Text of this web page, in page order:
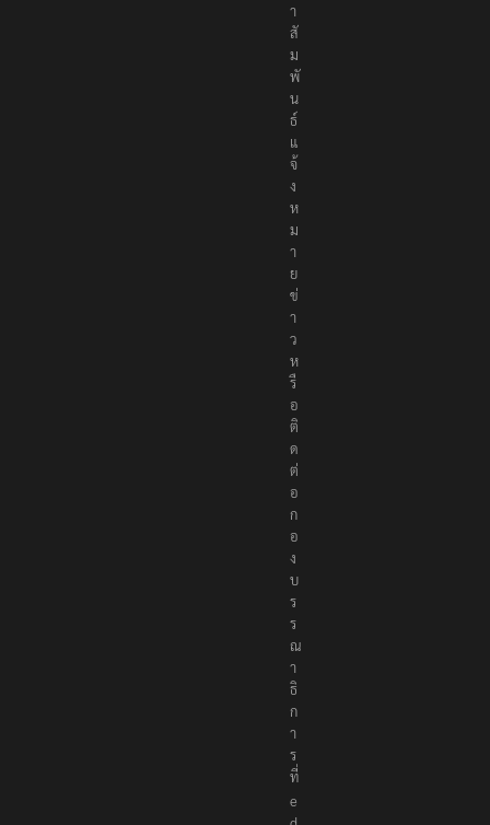
า
สั
ม
พั
น
ธ์
แ
จ้
ง
ห
ม
า
ย
ข่
า
ว
ห
รื
อ
ติ
ด
ต่
อ
ก
อ
ง
บ
ร
ร
ณ
า
ธิ
ก
า
ร
ที่
e